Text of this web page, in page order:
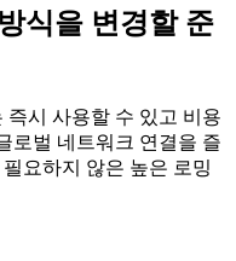
식을 변경할 준
즉시 사용할 수 있고 비용
로벌 네트워크 연결을 즐
요하지 않은 높은 로밍